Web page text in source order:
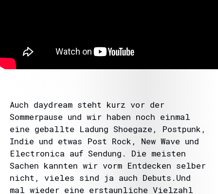
Auch daydream steht kurz vor der
Sommerpause und wir haben noch einmal
eine geballte Ladung Shoegaze, Postpunk,
Indie und etwas Post Rock, New Wave und
Electronica auf Sendung. Die meisten
Sachen kannten wir vorm Entdecken selber
nicht, vieles sind ja auch Debuts.Und
mal wieder eine erstaunliche Vielzahl